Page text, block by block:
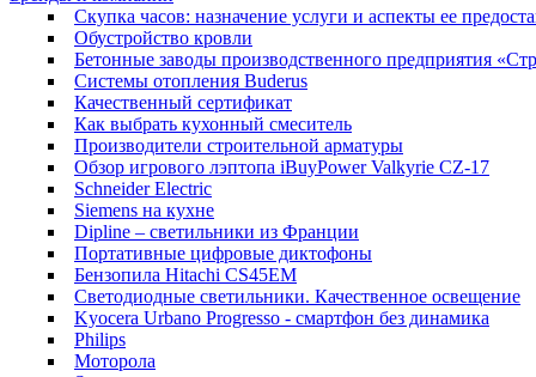
Скупка часов: назначение услуги и аспекты ее
Обустройство кровли
Бетонные заводы производственного предприятия
Системы отопления Buderus
Качественный сертификат
Как выбрать кухонный смеситель
Производители строительной арматуры
Обзор игрового лэптопа iBuyPower Valkyrie CZ-17
Sсhneider Electric
Siemens на кухне
Dipline – светильники из Франции
Портативные цифровые диктофоны
Бензопила Hitachi CS45EM
Светодиодные светильники. Качественное освещение
Kyocera Urbano Progresso - смартфон без динамика
Philips
Моторола